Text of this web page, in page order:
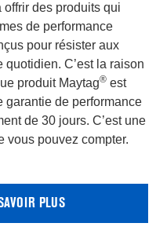
offrir des produits qui
de performance
pour résister aux
quotidien. C’est la raison
produit Maytag®est
garantie de performance
de 30 jours. C’est une
vous pouvez compter.
PLUS